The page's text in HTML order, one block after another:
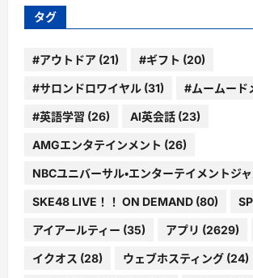
ー
タグ
#アウトドア (21) #ギフト (20)
#サロンドロワイヤル (31) #ムームード
#英語学習 (26) AI英会話 (23)
AMGエンタテインメント (26)
NBCユニバーサル・エンターテイメントジ
SKE48 LIVE！！ ON DEMAND (80)
アイアールティー (35) アプリ (2629)
イクオス (28) ウェブホスティング (24)